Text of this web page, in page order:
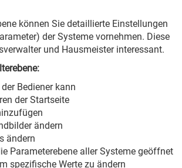
können Sie detaillierte Einstellungen
der Systeme vornehmen. Diese
und Hausmeister interessant.
Bediener kann
der Startseite
ändern
ändern
Parameterebene aller Systeme geöffnet
spezifische Werte zu ändern